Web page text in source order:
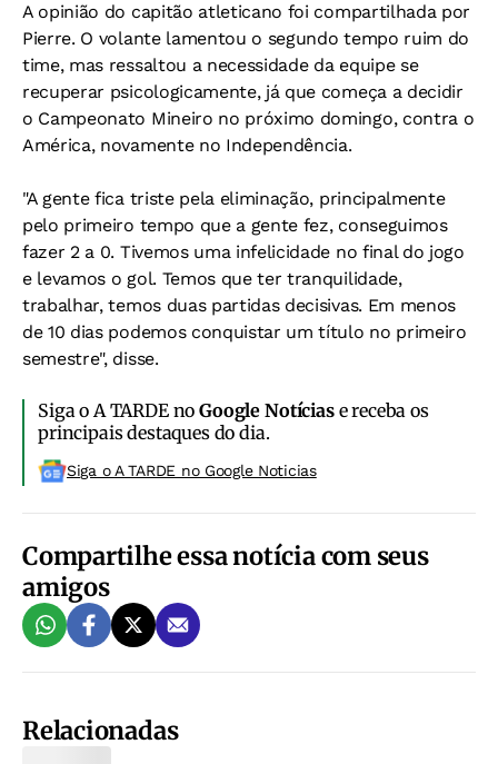
A opinião do capitão atleticano foi compartilhada por
Pierre. O volante lamentou o segundo tempo ruim do
time, mas ressaltou a necessidade da equipe se
recuperar psicologicamente, já que começa a decidir
o Campeonato Mineiro no próximo domingo, contra o
América, novamente no Independência.
"A gente fica triste pela eliminação, principalmente
pelo primeiro tempo que a gente fez, conseguimos
fazer 2 a 0. Tivemos uma infelicidade no final do jogo
e levamos o gol. Temos que ter tranquilidade,
trabalhar, temos duas partidas decisivas. Em menos
de 10 dias podemos conquistar um título no primeiro
semestre", disse.
Siga o A TARDE noGoogle Notíciase receba os
principais destaques do dia.
Siga o A TARDE no Google Noticias
Compartilhe essa notícia com seus
amigos
Relacionadas